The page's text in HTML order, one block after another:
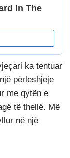
ka tentuar
përleshjeje
me qytën e
të thellë. Më
në një